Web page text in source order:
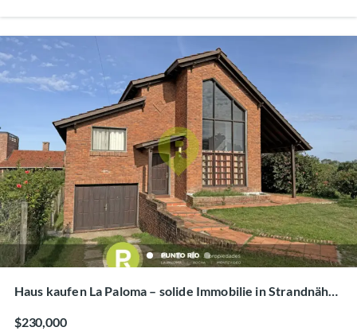
Haus kaufen La Paloma – solide Immobilie in Strandnähe
$230,000